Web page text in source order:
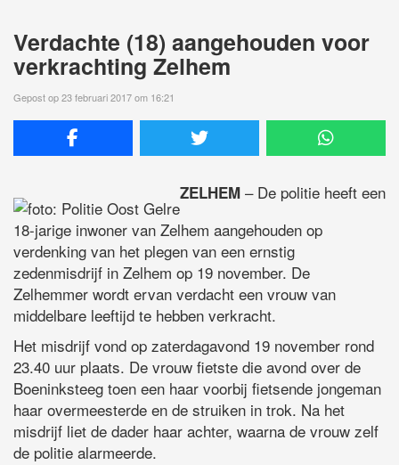
Verdachte (18) aangehouden voor
verkrachting Zelhem
Gepost op 23 februari 2017 om 16:21
ZELHEM – De politie heeft een
18-jarige inwoner van Zelhem aangehouden op
verdenking van het plegen van een ernstig
zedenmisdrijf in Zelhem op 19 november. De
Zelhemmer wordt ervan verdacht een vrouw van
middelbare leeftijd te hebben verkracht.
Het misdrijf vond op zaterdagavond 19 november rond
23.40 uur plaats. De vrouw fietste die avond over de
Boeninksteeg toen een haar voorbij fietsende jongeman
haar overmeesterde en de struiken in trok. Na het
misdrijf liet de dader haar achter, waarna de vrouw zelf
de politie alarmeerde.